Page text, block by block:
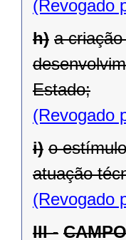
(Revogado
h) a
Estado;
(Revogado
i) o
atuação
(Revogado
III -